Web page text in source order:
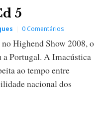
5
0 Comentários
Highend Show 2008, o
a Portugal. A Imacústica
ao tempo entre
nacional dos